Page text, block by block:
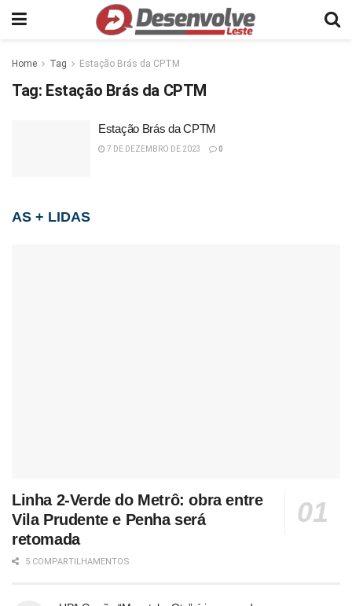
Home Tag Estação Brás da CPTM
Tag: Estação Brás da CPTM
Estação Brás da CPTM
7 DE DEZEMBRO DE 2023 0
AS + LIDAS
Linha 2-Verde do Metrô: obra entre
Vila Prudente e Penha será
retomada
5 COMPARTILHAMENTOS